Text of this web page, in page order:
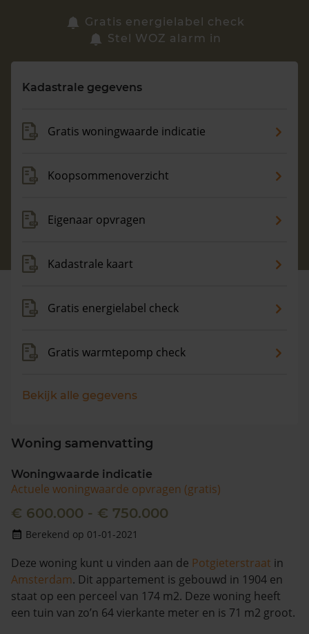
Zoek een woning
Maandag t/m vrijdag - 08:00 -18:00
Gratis energielabel check
Stel WOZ alarm in
Kadastrale gegevens
Gratis woningwaarde indicatie
Koopsommenoverzicht
Eigenaar opvragen
Kadastrale kaart
Gratis energielabel check
Gratis warmtepomp check
Bekijk alle gegevens
Woning samenvatting
Woningwaarde indicatie
Actuele woningwaarde opvragen (gratis)
€ 600.000 - € 750.000
Berekend op 01-01-2021
Deze woning kunt u vinden aan de Potgieterstraat in
Amsterdam. Dit appartement is gebouwd in 1904 en
staat op een perceel van 174 m2. Deze woning heeft
een tuin van zo’n 64 vierkante meter en is 71 m2 groot.